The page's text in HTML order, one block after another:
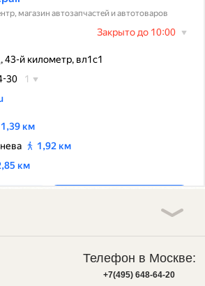
Телефон в Москве:
+7(495) 648-64-20